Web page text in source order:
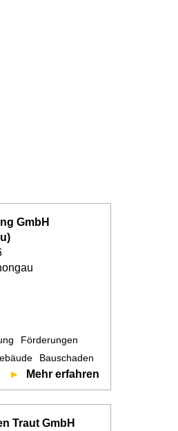
GmbH
Förderungen
Bauschaden
Mehr erfahren
Traut GmbH